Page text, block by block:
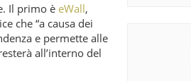
Il primo è eWall,
che “a causa dei
e permette alle
all’interno del